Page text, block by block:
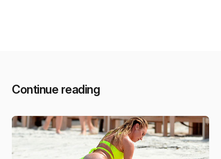
Continue reading